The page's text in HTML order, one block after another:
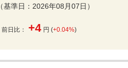
（基準日：2026年08月07日）
前日比： +4 円 (+0.04%)